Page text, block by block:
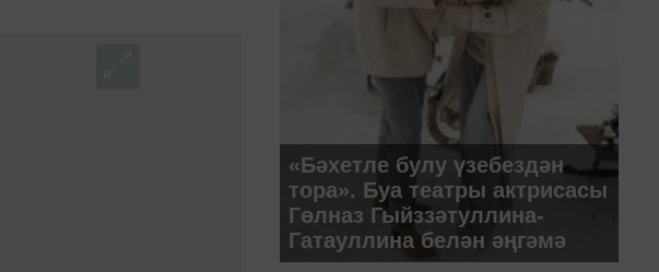
«Бәхетле булу үзебездән
тора». Буа театры актрисасы
Гөлназ Гыйззәтуллина-
Гатауллина белән әңгәмә